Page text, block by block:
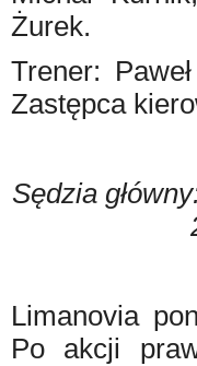
Żurek.
Trener:
Zastępca
Sędzia
Limanovia
Po akcji